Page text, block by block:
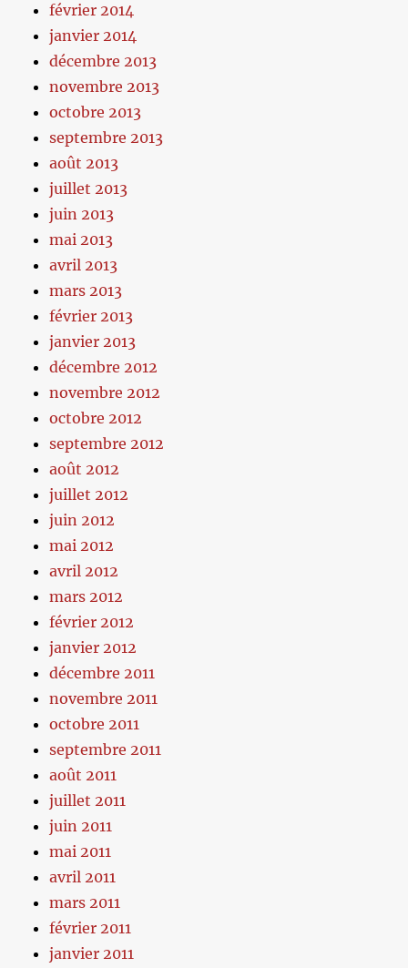
février 2014
janvier 2014
décembre 2013
novembre 2013
octobre 2013
septembre 2013
août 2013
juillet 2013
juin 2013
mai 2013
avril 2013
mars 2013
février 2013
janvier 2013
décembre 2012
novembre 2012
octobre 2012
septembre 2012
août 2012
juillet 2012
juin 2012
mai 2012
avril 2012
mars 2012
février 2012
janvier 2012
décembre 2011
novembre 2011
octobre 2011
septembre 2011
août 2011
juillet 2011
juin 2011
mai 2011
avril 2011
mars 2011
février 2011
janvier 2011